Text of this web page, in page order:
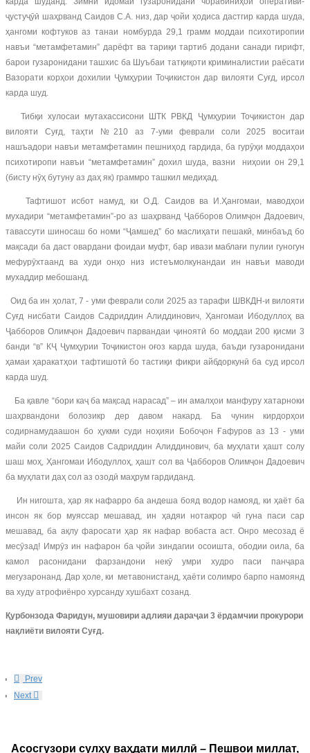
ҷустуҷӯӣ шаҳрванд Саидов С.А. низ, дар ҷойи ҳодиса дастгир карда шуда,
ҳангоми кофтуков аз танаи номбурда 29,1 грамм моддаи психотиропии
навъи “метамфетамин” дарёфт ва тариқи тартиб додани санади гирифт,
барои гузаронидани ташхис ба Шуъбаи татқиқоти криминалистии раёсати
Вазорати корҳои дохилии Ҷумҳурии Тоҷикистон дар вилояти Суғд, ирсол
карда шуд.
Тибқи хулосаи мутахассисони ШТК РВКД Ҷумҳурии Тоҷикистон дар
вилояти Суғд, таҳти №210 аз 7-уми феврали соли 2025 воситаи
нашъадори навъи метамфетамин пешниҳод гардида, ба гурӯҳи моддаҳои
психотиропи навъи “метамфетамин” дохил шуда, вазни ниҳоии он 29,1
(бисту нӯҳ бутуну аз даҳ як) граммро ташкил медиҳад.
Тафтишот исбот намуд, ки О.Д. Саидов ва И.Ҳангомаи, маводҳои
мухадири “метамфетамин”-ро аз шаҳрванд Ҷабборов Олимҷон Дадоевич,
тавассути шиносаш бо номи “Ҷамшед” бо маслиҳати пешакӣ, минбаъд бо
мақсади ба даст овардани фоидаи муфт, бар ивази маблағи пулии гуногун
мефурӯхтаанд ва худи онҳо низ истеъмолкунандаи ин навъи маводи
мухаддир мебошанд.
Оид ба ин ҳолат, 7 - уми феврали соли 2025 аз тарафи ШВКДН-и вилояти
Суғд нисбати Саидов Садриддин Алиддинович, Ҳангомаи Ибодуллоҳ ва
Ҷабборов Олимҷон Дадоевич парвандаи ҷиноятӣ бо моддаи 200 қисми 3
банди “в” КҶ Ҷумҳурии Тоҷикистон оғоз карда шуда, баъди гузаронидани
ҳамаи ҳаракатҳои тафтишотӣ бо тастиқи фикри айбдоркунӣ ба суд ирсол
карда шуд.
Ба қавле “бори каҷ ба мақсад нарасад” – ин амалҳои манфуру хатарноки
шаҳрвандони болозикр дер давом накард. Ба чунин кирдорҳои
содирнамудаашон бо ҳукми суди ноҳияи Бобоҷон Ғафуров аз 13 - уми
майи соли 2025 Саидов Садриддин Алиддинович, ба муҳлати ҳашт солу
шаш моҳ, Ҳангомаи Ибодуллоҳ, ҳашт сол ва Ҷабборов Олимҷон Дадоевич
ба муҳлати даҳ сол аз озодӣ маҳрум гардиданд.
Ин нигошта, ҳар як нафарро ба андеша бояд водор намояд, ки ҳаёт ба
инсон як бор муяссар мешавад, ин ҳадяи нотакрор чӣ гуна паси сар
мешавад, ба ақлу фаросати ҳар як нафар вобаста аст. Онро месозад ё
месӯзад! Имрӯз ин нафарон ба ҷойи зиндагии осоишта, ободии оила, ба
камол расонидани фарзандони некӯ умри худро паси панҷара
мегузаронанд. Дар ҳоле, ки метавонистанд, ҳаёти солимро барпо намоянд
ва худу атрофиёнро хурсанду хушбахт созанд.
Қурбонзода Фаридун, мушовири адлияи дараҷаи 3 ёрдамчии прокурори
нақлиёти вилояти Суғд.
Prev
Next
Асосгузори сулҳу ваҳдати миллӣ – Пешвои миллат,